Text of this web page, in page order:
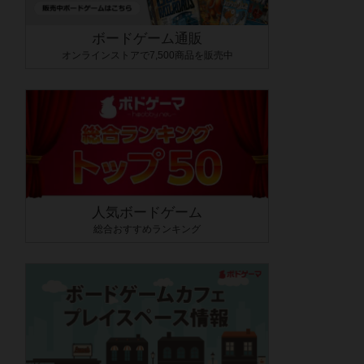
ボードゲーム通販
オンラインストアで7,500商品を販売中
人気ボードゲーム
総合おすすめランキング